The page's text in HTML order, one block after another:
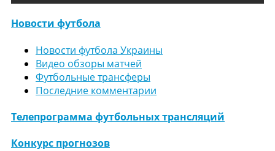
Новости футбола
Новости футбола Украины
Видео обзоры матчей
Футбольные трансферы
Последние комментарии
Телепрограмма футбольных трансляций
Конкурс прогнозов